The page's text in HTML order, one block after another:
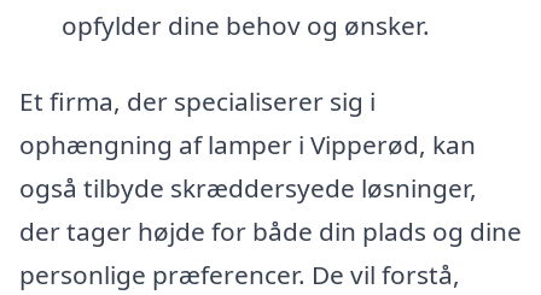
opfylder dine behov og ønsker.
Et firma, der specialiserer sig i
ophængning af lamper i Vipperød, kan
også tilbyde skræddersyede løsninger,
der tager højde for både din plads og dine
personlige præferencer. De vil forstå,